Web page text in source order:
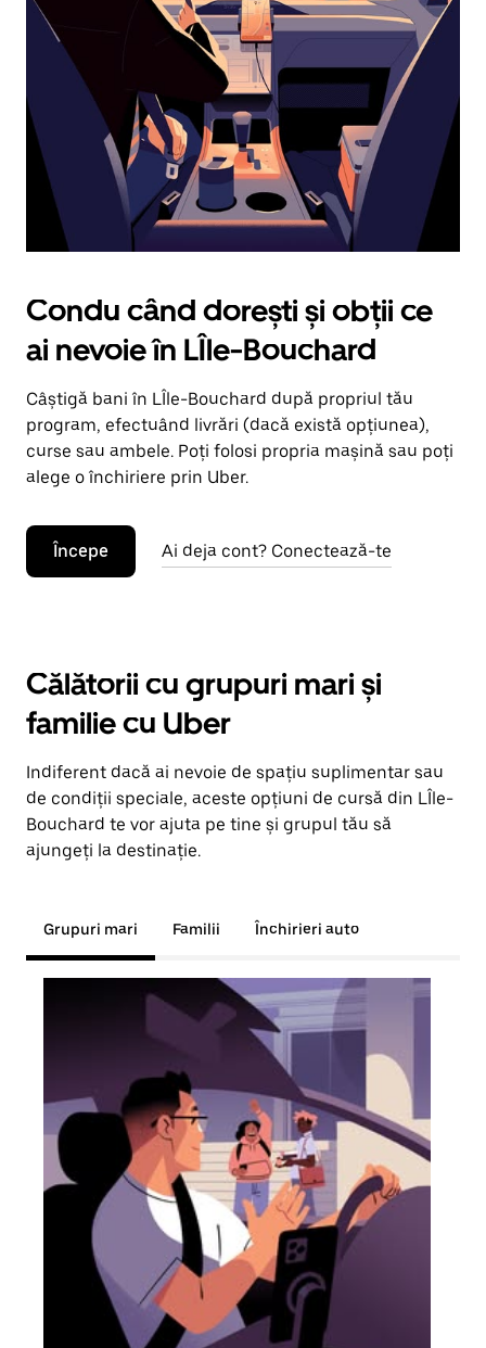
în
jos.
Închide
calendarul
apăsând
pe
butonul
Escape.
Condu când dorești și obții ce
ai nevoie în LÎle-Bouchard
Câștigă bani în LÎle-Bouchard după propriul tău
program, efectuând livrări (dacă există opțiunea),
curse sau ambele. Poți folosi propria mașină sau poți
alege o închiriere prin Uber.
Începe Ai deja cont? Conectează-te
Călătorii cu grupuri mari și
familie cu Uber
Indiferent dacă ai nevoie de spațiu suplimentar sau
de condiții speciale, aceste opțiuni de cursă din LÎle-
Bouchard te vor ajuta pe tine și grupul tău să
ajungeți la destinație.
Grupuri mari Familii Închirieri auto